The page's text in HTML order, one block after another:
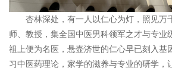
杏林深处，有一人以仁心为灯，照见万
师、教授，集全国中医男科领军之才与专
祖上便为名医，悬壶济世的仁心早已刻入
习中医药理论，家学的滋养与专业的研学，